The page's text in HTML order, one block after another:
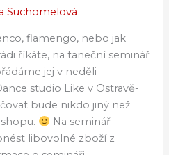
Suchomelová
flamengo, nebo jak
říkáte, na taneční seminář
jej v neděli
studio Like v Ostravě-
bude nikdo jiný než
Na seminář
libovolné zboží z